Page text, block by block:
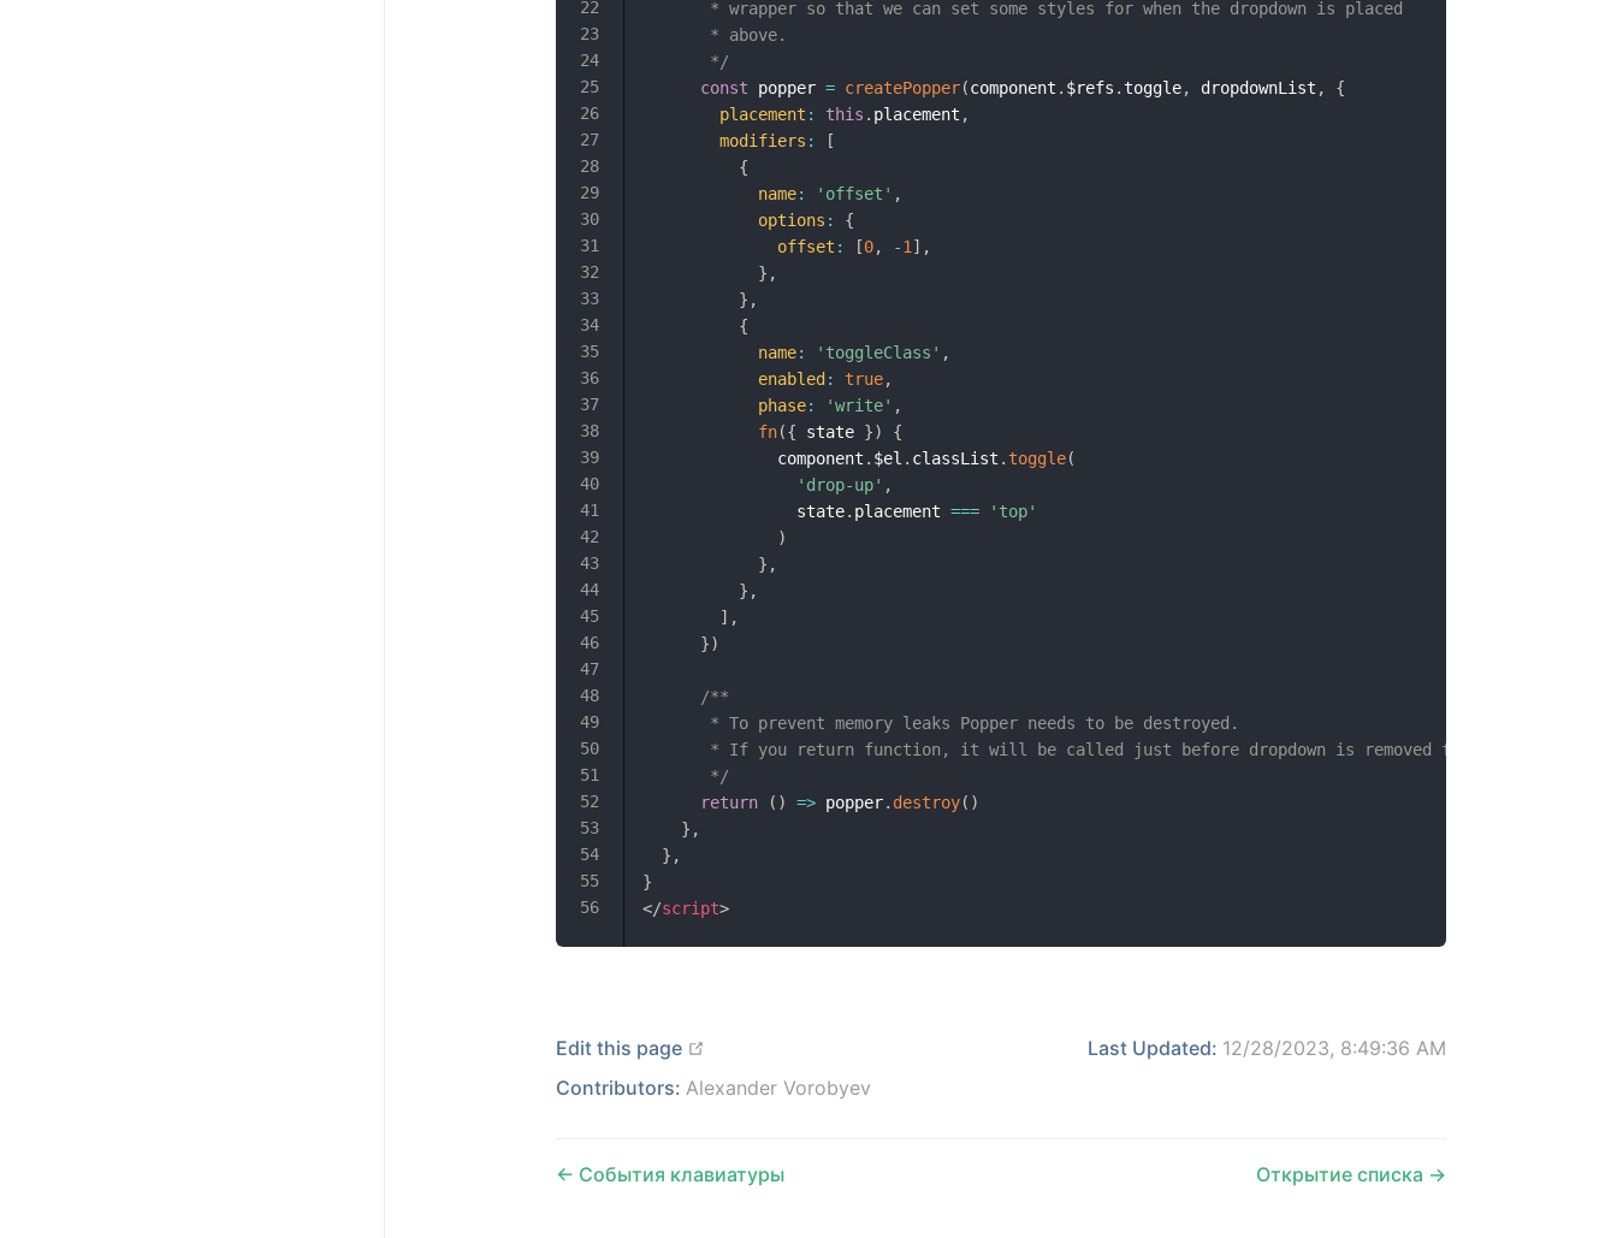
       * wrapper so that we can set some styles for when the dropdown is placed
       * above.
       */
const popper = createPopper(component . $refs . toggle, dropdownList ,
{
placement : this . placement ,
modifiers :
[
{
name: 'offset' ,
options :
{
offset : [0, -1 ] ,
} ,
} ,
{
name: 'toggleClass' ,
enabled : true,
phase: 'write' ,
fn({ state })
{
              component
. $el . classList . toggle(
'drop-up' ,
                state
. placement ===
'top'
)
} ,
} ,
] ,
})
/**
       * To prevent memory leaks Popper needs to be destroyed.
       * If you return function, it will be called just before dropdown is removed from DOM.
       */
return
( ) => popper. destroy( )
} ,
} ,
}
</script>
Edit this page Last Updated: 12/28/2023, 8:49:36 AM
Contributors: Alexander Vorobyev
События клавиатуры Открытие списка